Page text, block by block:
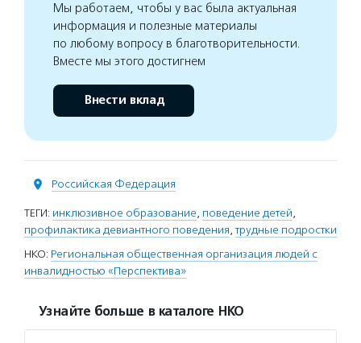
Мы работаем, чтобы у вас была актуальная
информация и полезные материалы
по любому вопросу в благотворительности.
Вместе мы этого достигнем
Внести вклад
Российская Федерация
ТЕГИ: инклюзивное образование, поведение детей,
профилактика девиантного поведения,трудные подростки
НКО: Региональная общественная организация людей с
инвалидностью «Перспектива»
Узнайте больше в каталоге НКО